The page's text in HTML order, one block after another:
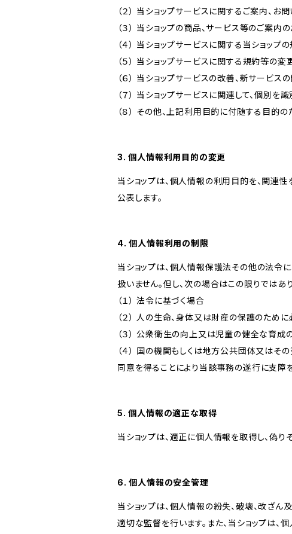
（２） 当ショップサービスに関するご案内、
（３） 当ショップの商品、サービス等のご案内
（４） 当ショップサービスに関する当ショップ
（５） 当ショップサービスに関する規約等の
（６） 当ショップサービスの改善、新サービス
（７） 当ショップサービスに関連して、個別
（８） その他、上記利用目的に付随する目的の
3. 個人情報利用目的の変更
当ショップは、個人情報の利用目的を、関連
公表します。
4. 個人情報利用の制限
当ショップは、個人情報保護法その他の法令
扱いません。但し、次の場合はこの限りではあ
（１） 法令に基づく場合
（２） 人の生命、身体又は財産の保護のため
（３） 公衆衛生の向上又は児童の健全な育
（４） 国の機関もしくは地方公共団体又は
同意を得ることにより当該事務の遂行に支障
5. 個人情報の適正な取得
当ショップは、適正に個人情報を取得し、偽り
6. 個人情報の安全管理
当ショップは、個人情報の紛失、破壊、改ざ
適切な監督を行います。また、当ショップは